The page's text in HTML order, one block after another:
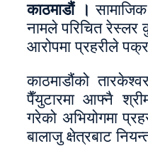
काठमाडौं ।
नामले परिचित रेस्लर
आरोपमा प्रहरीले
काठमाडौंको
पैँयुटारमा आफ्नै
गरेको अभियोगमा
बालाजु क्षेत्रबाट